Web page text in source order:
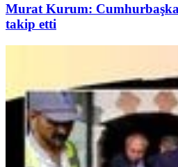
Murat Kurum:
takip etti